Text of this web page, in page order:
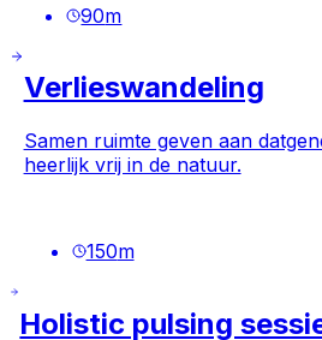
90m
Verlieswandeling
Samen ruimte geven aan
heerlijk vrij in de natuur.
150m
Holistic pulsing